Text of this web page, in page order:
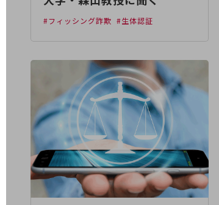
災害対策・BCP
課題・ニーズで探すTOP
コミュニケーション・情報共有
業務効率化
災害対策
職場環境整備
地域共創・地方創生
セキュリティ対策
#フィッシング詐欺 #生体認証